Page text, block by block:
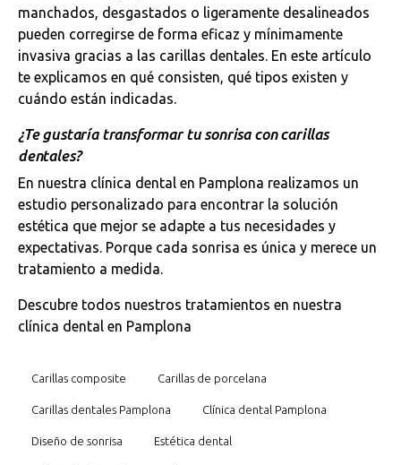
manchados, desgastados o ligeramente desalineados
pueden corregirse de forma eficaz y mínimamente
invasiva gracias a las carillas dentales. En este artículo
te explicamos en qué consisten, qué tipos existen y
cuándo están indicadas.
¿Te gustaría transformar tu sonrisa con carillas
dentales?
En nuestra clínica dental en Pamplona realizamos un
estudio personalizado para encontrar la solución
estética que mejor se adapte a tus necesidades y
expectativas. Porque cada sonrisa es única y merece un
tratamiento a medida.
Descubre todos nuestros tratamientos en nuestra
clínica dental en Pamplona
Carillas composite Carillas de porcelana
Carillas dentales Pamplona Clínica dental Pamplona
Diseño de sonrisa Estética dental